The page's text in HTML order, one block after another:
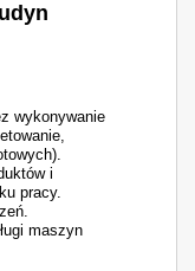
wykonywanie
i
pracy.
maszyn